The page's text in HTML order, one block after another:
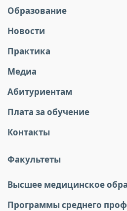
Образование
Новости
Практика
Медиа
Абитуриентам
Плата за обучение
Контакты
Факультеты
Высшее медицинское
Программы среднего